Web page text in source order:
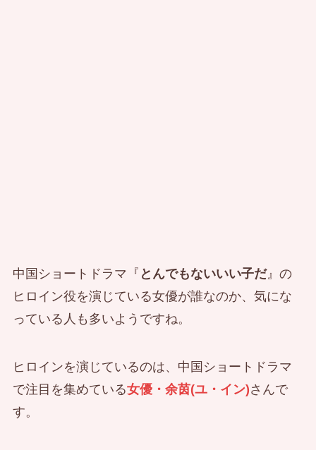
中国ショートドラマ『 とんでもないいい子だ』の
ヒロイン役を演じている女優が誰なのか、気にな
っている人も多いようですね。
ヒロインを演じているのは、中国ショートドラマ
で注目を集めている女優・余茵(ユ・イン)さんで
す。